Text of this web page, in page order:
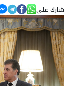
المؤسسات
الأخبار
المعرض
شارك على